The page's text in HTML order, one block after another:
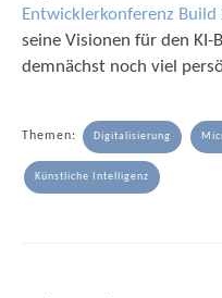
Entwicklerkonferenz Build
seine Visionen für den KI-
demnächst noch viel
Themen: Digitalisierung
Künstliche Intelligenz